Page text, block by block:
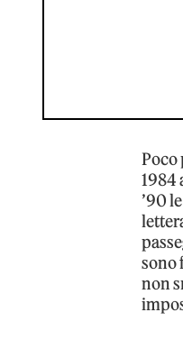
Poco
1984
’90
sono
non